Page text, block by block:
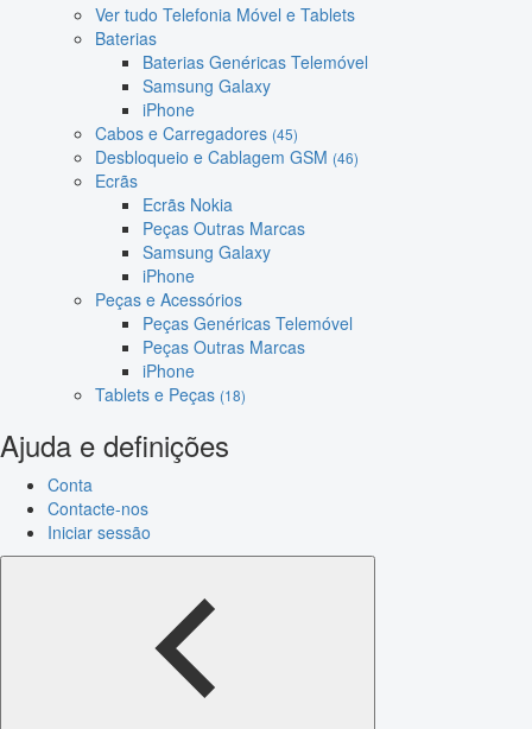
Ver tudo Telefonia Móvel e Tablets
Baterias
Baterias Genéricas Telemóvel
Samsung Galaxy
iPhone
Cabos e Carregadores (45)
Desbloqueio e Cablagem GSM (46)
Ecrãs
Ecrãs Nokia
Peças Outras Marcas
Samsung Galaxy
iPhone
Peças e Acessórios
Peças Genéricas Telemóvel
Peças Outras Marcas
iPhone
Tablets e Peças (18)
Ajuda e definições
Conta
Contacte-nos
Iniciar sessão